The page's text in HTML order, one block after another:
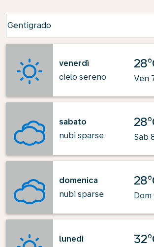
Centigrado
keyboard_arrow_down
venerdì
cielo sereno
Ven
sabato
nubi sparse
Sab
domenica
nubi sparse
Dom
lunedì